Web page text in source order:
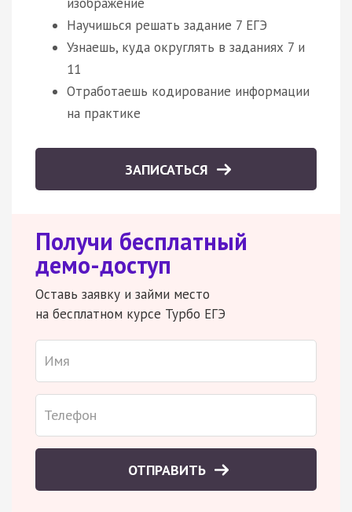
Научишься решать задание 7 ЕГЭ
Узнаешь, куда округлять в заданиях 7 и
11
Отработаешь кодирование информации
на практике
ЗАПИСАТЬСЯ
Получи бесплатный
демо-доступ
Оставь заявку и займи место
на бесплатном курсе Турбо ЕГЭ
ОТПРАВИТЬ